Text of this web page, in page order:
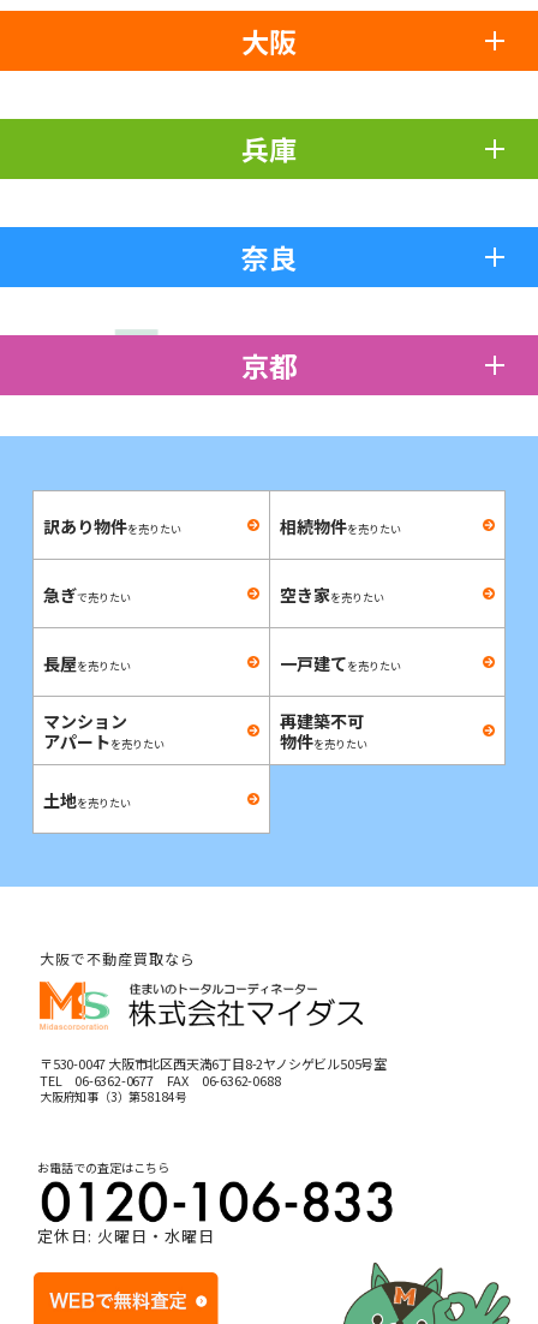
大阪
兵庫
奈良
京都
訳あり物件を売りたい 相続物件を売りたい
急ぎで売りたい 空き家を売りたい
長屋を売りたい 一戸建てを売りたい
マンション
アパートを売りたい
再建築不可
物件を売りたい
土地を売りたい
大阪で不動産買取なら
〒530-0047 大阪市北区西天満6丁目8-2ヤノシゲビル505号室
TEL 06-6362-0677FAX 06-6362-0688
大阪府知事（3）第58184号
お電話での査定はこちら
定休日: 火曜日・水曜日